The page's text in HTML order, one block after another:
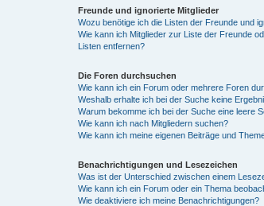
Freunde und ignorierte Mitglieder
Wozu benötige ich die Listen der Freunde und
Wie kann ich Mitglieder zur Liste der Freunde
Listen entfernen?
Die Foren durchsuchen
Wie kann ich ein Forum oder mehrere Foren
Weshalb erhalte ich bei der Suche keine
Warum bekomme ich bei der Suche eine leere
Wie kann ich nach Mitgliedern suchen?
Wie kann ich meine eigenen Beiträge und
Benachrichtigungen und Lesezeichen
Was ist der Unterschied zwischen einem
Wie kann ich ein Forum oder ein Thema
Wie deaktiviere ich meine Benachrichtigungen?